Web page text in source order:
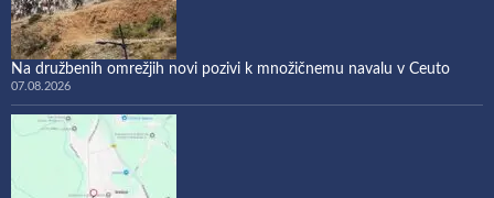
Na družbenih omrežjih novi pozivi k množičnemu navalu v Ceuto
07.08.2026